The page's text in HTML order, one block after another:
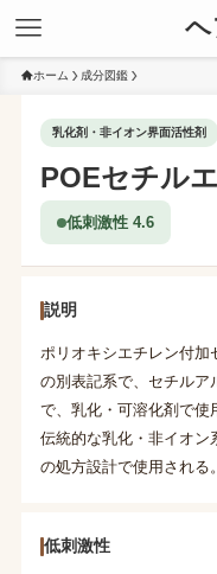
ホーム 成分図鑑
乳化剤・非イオン界面活性剤
POEセチル
低刺激性 4.6
説明
ポリオキシエチレン付加
の別表記系で、セチルア
で、乳化・可溶化剤で使
伝統的な乳化・非イオン
の処方設計で使用される。
低刺激性